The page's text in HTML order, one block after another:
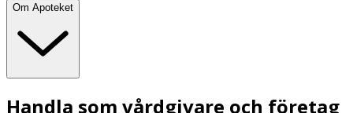
Om Apoteket
Handla som vårdgivare och företag